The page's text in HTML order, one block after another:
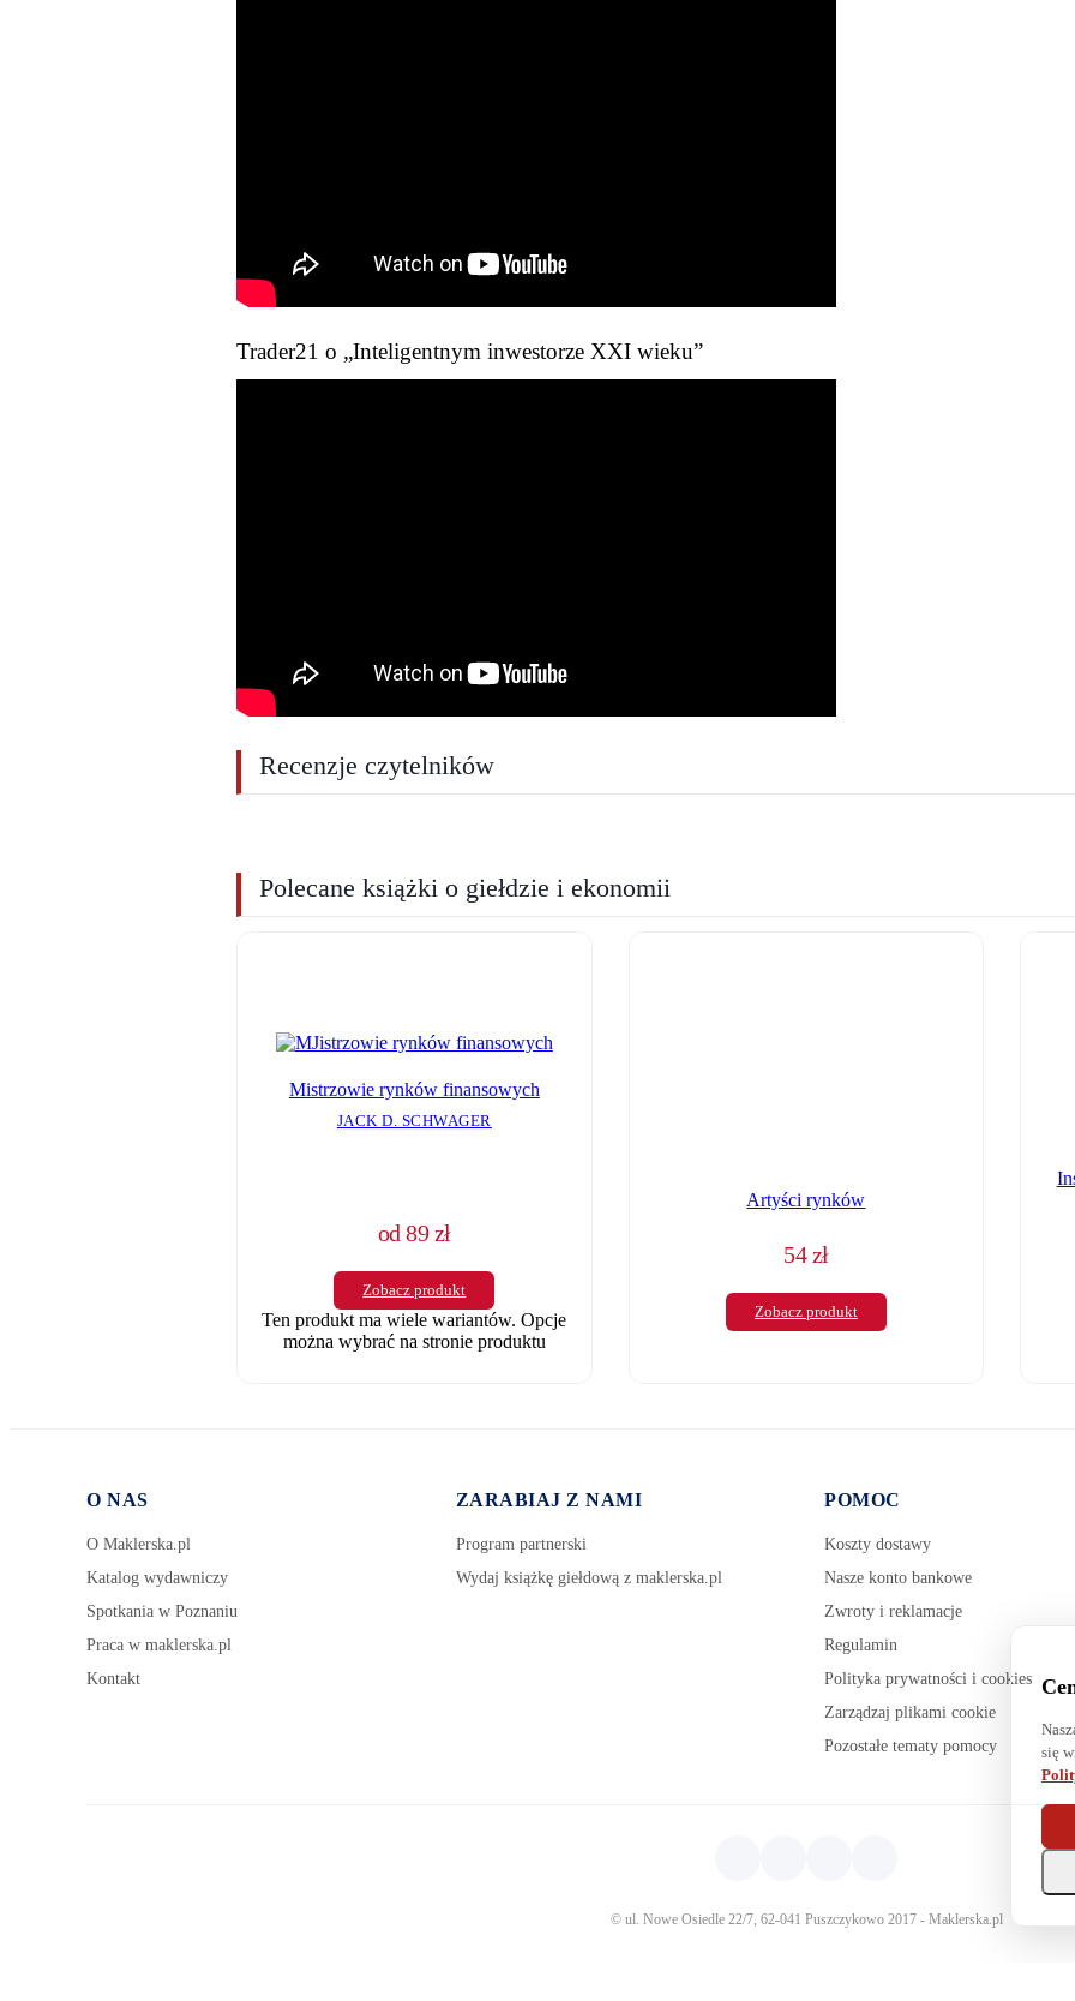
Trader21 o „Inteligentnym inwestorze XXI wieku”
Recenzje czytelników
Polecane książki o giełdzie i ekonomii
Mistrzowie rynków finansowych
JACK D. SCHWAGER
od89 zł
Zobacz produkt
Ten produkt ma wiele wariantów. Opcje
można wybrać na stronie produktu
Artyści rynków
54 zł
Zobacz produkt
O NAS
O Maklerska.pl
Katalog wydawniczy
Spotkania w Poznaniu
Praca w maklerska.pl
Kontakt
ZARABIAJ Z NAMI
Program partnerski
Wydaj książkę giełdową z maklerska.pl
POMOC
Koszty dostawy
Nasze konto bankowe
Zwroty i reklamacje
Regulamin
Polityka prywatności i cookies
Zarządzaj plikami cookie
Pozostałe tematy pomocy
© ul. Nowe Osiedle 22/7, 62-041 Puszczykowo 2017 - Maklerska.pl
się